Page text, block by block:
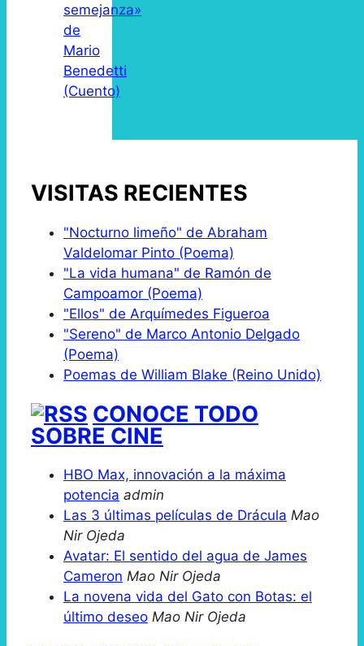
semejanza»
de
Mario
Benedetti
(Cuento)
VISITAS RECIENTES
"Nocturno limeño" de Abraham
Valdelomar Pinto (Poema)
"La vida humana" de Ramón de
Campoamor (Poema)
"Ellos" de Arquímedes Figueroa
"Sereno" de Marco Antonio Delgado
(Poema)
Poemas de William Blake (Reino Unido)
CONOCE TODO
SOBRE CINE
HBO Max, innovación a la máxima
potencia admin
Las 3 últimas películas de Drácula Mao
Nir Ojeda
Avatar: El sentido del agua de James
Cameron Mao Nir Ojeda
La novena vida del Gato con Botas: el
último deseo Mao Nir Ojeda